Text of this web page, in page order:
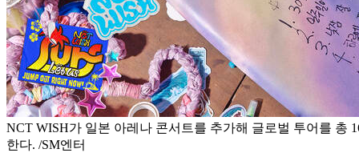
NCT WISH가 일본 아레나 콘서트를 추가해 글로벌 투어를 총
한다. /SM엔터